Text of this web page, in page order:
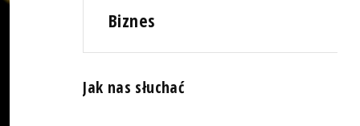
Biznes
Jak nas słuchać